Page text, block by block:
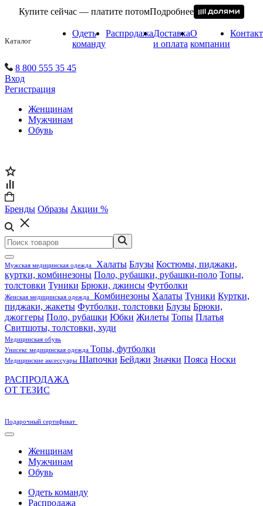
Купите сейчас — платите потомПодробнее
Каталог
Одеть
команду
РаспродажаДоставка
и оплата
О
компании
8 800 555 35 45
Вход
Регистрация
Женщинам
Мужчинам
Обувь
Бренды Образы Акции %
Мужская медицинская одежда Халаты Блузы Костюмы, пиджаки,
куртки, комбинезоны Поло, рубашки, рубашки-поло Топы,
толстовки Туники Брюки, джинсы Футболки
Женская медицинская одежда Комбинезоны Халаты Туники Куртки,
пиджаки, жакеты Футболки, толстовки Блузы Брюки,
джоггеры Поло, рубашки Юбки Жилеты Топы Платья
Свитшоты, толстовки, худи
Медицинская обувь
Унисекс медицинская одежда Топы, футболки
Медицинские аксессуары Шапочки Бейджи Значки Пояса Носки
РАСПРОДАЖА
ОТ ТЕЗИС
Подарочный сертификат
Женщинам
Мужчинам
Обувь
Одеть команду
Распродажа